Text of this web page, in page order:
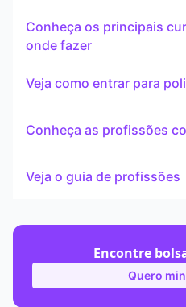
Conheça os principais
onde fazer
Veja como entrar para
Conheça as profissões
Veja o guia de profissões
Encontre
Quero